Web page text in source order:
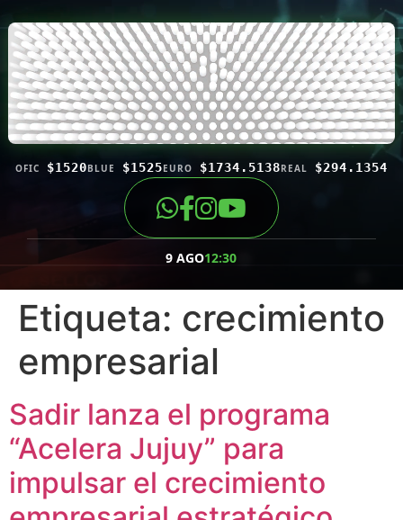
OFIC $1520BLUE $1525EURO $1734.5138REAL $294.1354
9 AGO12:30
Etiqueta: crecimiento
empresarial
Sadir lanza el programa
“Acelera Jujuy” para
impulsar el crecimiento